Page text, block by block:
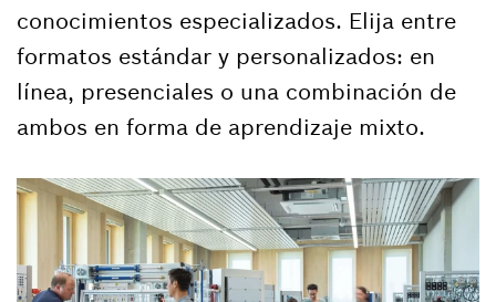
conocimientos especializados. Elija entre
formatos estándar y personalizados: en
línea, presenciales o una combinación de
ambos en forma de aprendizaje mixto.